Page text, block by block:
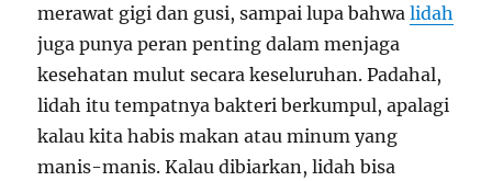
merawat gigi dan gusi, sampai lupa bahwalidah
juga punya peran penting dalam menjaga
kesehatan mulut secara keseluruhan. Padahal,
lidah itu tempatnya bakteri berkumpul, apalagi
kalau kita habis makan atau minum yang
manis-manis. Kalau dibiarkan, lidah bisa